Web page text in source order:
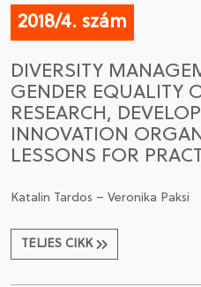
2018/4. szám
DIVERSITY
GENDER EQUALITY
RESEARCH,
INNOVATION
LESSONS FOR
Katalin Tardos – Veronika Paksi
TELJES CIKK